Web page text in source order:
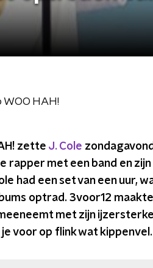
HAH!
zette J. Cole
rapper met een band en
had een set van een uur,
optrad. 3voor12
met zijn ijzersterke
voor op flink wat kippenvel.